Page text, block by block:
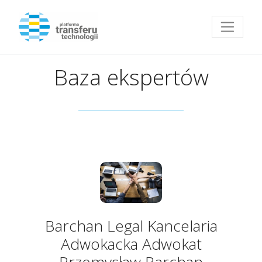
Przejdź do strony głównej
Baza ekspertów
Barchan Legal Kancelaria
Adwokacka Adwokat